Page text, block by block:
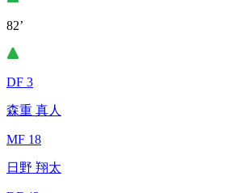
82’
DF 3
森重 真人
MF 18
日野 翔太